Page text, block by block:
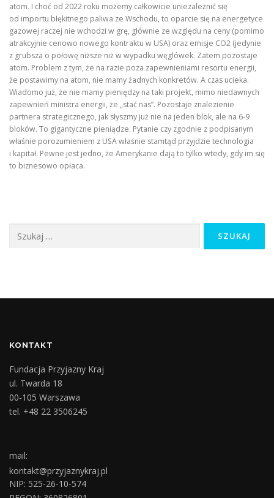
atom. I choć od 2022 roku możemy całkowicie uniezależnić się
od importu błękitnego paliwa ze Wschodu, to oparcie się na energetyce
gazowej raczej nie wchodzi w grę, głównie ze względu na ceny (pomimo
atrakcyjnie cenowo nowego kontraktu w USA) oraz emisje CO2 (jedynie
z grubsza o połowę niższe niż w wypadku węglówek. Zatem pozostaje
atom. Problem z tym, że na razie poza zapewnieniami resortu energii,
że postawimy na atom, nie mamy żadnych konkretów. A czas ucieka.
Wiadomo już, że nie mamy pieniędzy na taki projekt, mimo niedawnych
zapewnień ministra energii, że „stać nas”. Pozostaje znalezienie
partnera strategicznego, jak słyszmy już nie na jeden blok, ale na 6-9
bloków. To gigantyczne pieniądze. Pytanie czy zgodnie z podpisanym
właśnie porozumieniem z USA właśnie stamtąd przyjdzie technologia
i kapitał. Pewne jest jedno, że Amerykanie dają to tylko wtedy, gdy im się
to biznesowo opłaca.
KONTAKT
Fundacja Przyjazny Kraj
ul. Twarda 18
00-105 Warszawa
tel. +48 22 3506245
mail:
kontakt@przyjaznykraj.pl
NIP: 525-26-10-574